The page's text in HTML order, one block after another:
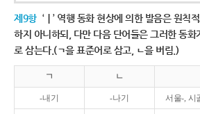
제9항 ‘ㅣ’ 역행 동화 현상에 의한 발음은 원칙
하지 아니하되, 다만 다음 단어들은 그러한 동화
로 삼는다.(ㄱ을 표준어로 삼고, ㄴ을 버림.)
ㄱ ㄴ
-내기 -나기 서울-, 시